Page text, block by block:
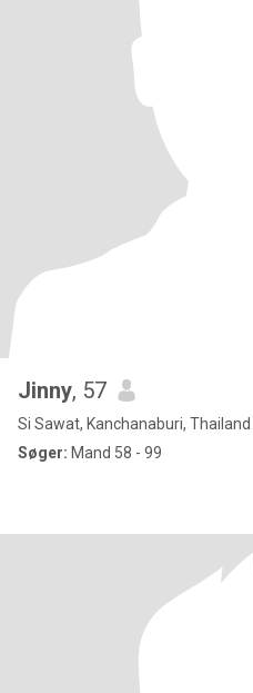
Jinny, 57
Si Sawat, Kanchanaburi, Thailand
Søger: Mand 58 - 99